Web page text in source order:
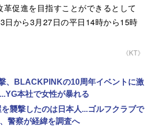
促進を目指すことができるとして
日から3月27日の平日14時から15時
《KT》
、BLACKPINKの10周年イベントに激
本社で女性が暴れる
襲撃したのは日本人...ゴルフクラブで
警察が経緯を調査へ